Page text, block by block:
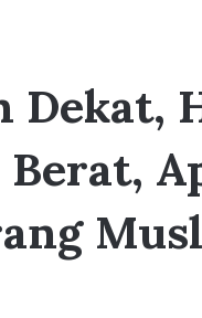
Dekat,